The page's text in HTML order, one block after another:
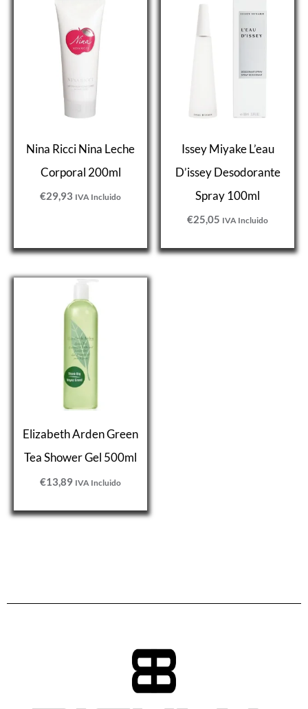
Nina Ricci Nina Leche
Corporal 200ml
€29,93 IVA Incluido
Issey Miyake L’eau
D’issey Desodorante
Spray 100ml
€25,05 IVA Incluido
Elizabeth Arden Green
Tea Shower Gel 500ml
€13,89 IVA Incluido